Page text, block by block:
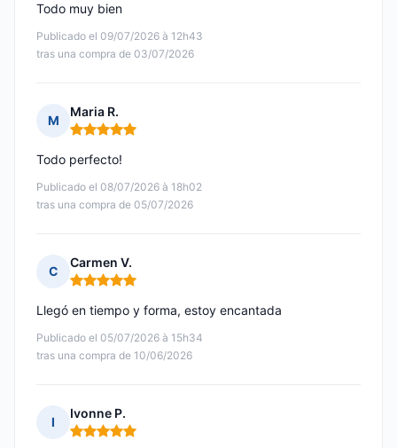
Publicado el 09/07/2026 à 12h43
tras una compra de 03/07/2026
Todo muy bien
M
Maria R.
Nota: 5 de 5
Publicado el 08/07/2026 à 18h02
tras una compra de 05/07/2026
Todo perfecto!
C
Carmen V.
Nota: 5 de 5
Publicado el 05/07/2026 à 15h34
tras una compra de 10/06/2026
Llegó en tiempo y forma, estoy encantada
I
Ivonne P.
Nota: 5 de 5